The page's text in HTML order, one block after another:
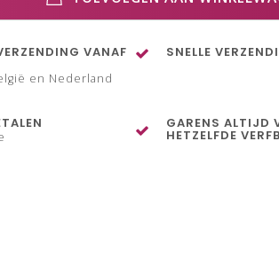
VANAF
en Nederland
SNELLE
GARENS ALTIJD
HETZELFDE